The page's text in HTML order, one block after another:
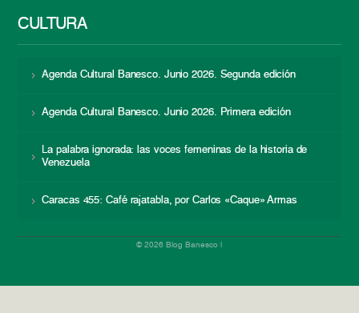
CULTURA
Agenda Cultural Banesco. Junio 2026. Segunda edición
Agenda Cultural Banesco. Junio 2026. Primera edición
La palabra ignorada: las voces femeninas de la historia de
Venezuela
Caracas 455: Café rajatabla, por Carlos «Caque» Armas
© 2026 Blog Banesco |